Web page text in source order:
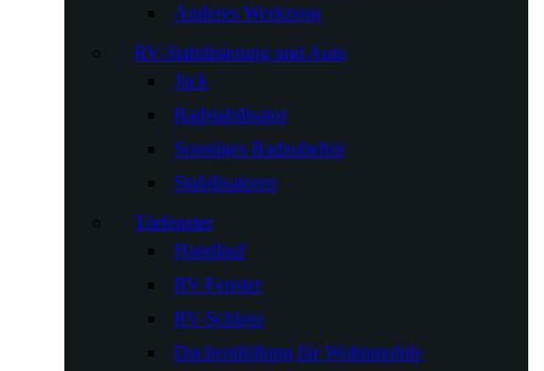
Anderes Werkzeug
RV-Stabilisierung und Auto
Jack
Radstabilisator
Sonstiges Radzubehör
Stabilisatoren
Türfenster
Handlauf
RV-Fenster
RV-Schloss
Dachentlüftung für Wohnmobile